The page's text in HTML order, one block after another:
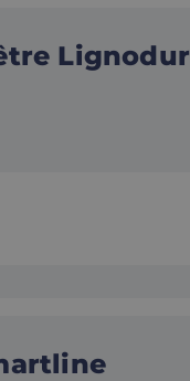
Lignodur